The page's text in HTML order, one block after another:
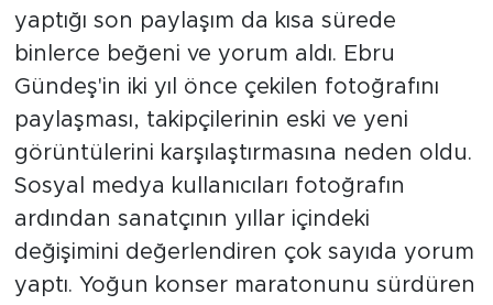
yaptığı son paylaşım da kısa sürede
binlerce beğeni ve yorum aldı. Ebru
Gündeş'in iki yıl önce çekilen fotoğrafını
paylaşması, takipçilerinin eski ve yeni
görüntülerini karşılaştırmasına neden oldu.
Sosyal medya kullanıcıları fotoğrafın
ardından sanatçının yıllar içindeki
değişimini değerlendiren çok sayıda yorum
yaptı. Yoğun konser maratonunu sürdüren